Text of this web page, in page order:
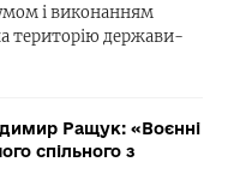
і виконанням
територію держави-
Ращук: «Воєнні
спільного з